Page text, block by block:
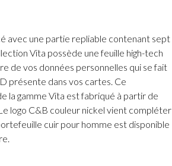
avec une partie repliable contenant sept
Vita possède une feuille high-tech
de vos données personnelles qui se fait
présente dans vos cartes. Ce
la gamme Vita est fabriqué à partir de
logo C&B couleur nickel vient compléter
cuir pour homme est disponible